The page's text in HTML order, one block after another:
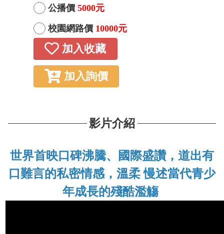
公播價 5000元
校園網路價 10000元
加入收藏
加入詢價
影片介紹
世界首映口碑沸騰、國際盛讚，道出有
口難言的私密情感，溫柔 慢述當代青少
年成長的殘酷濫觴